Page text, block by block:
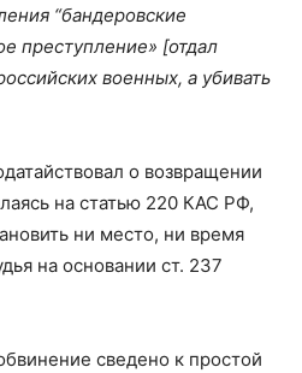
“бандеровские
преступление» [отдал
военных, а убивать
о возвращении
на статью 220 КАС РФ,
ни место, ни время
на основании ст. 237
сведено к простой